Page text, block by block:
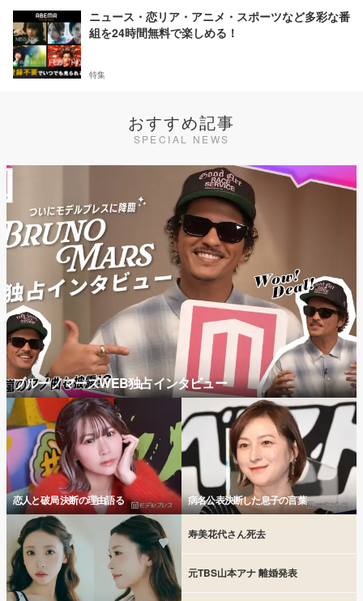
ニュース・恋リア・アニメ・スポーツなど多彩な番
組を24時間無料で楽しめる！
特集
おすすめ記事
SPECIAL NEWS
ブルーノマーズWEB独占インタビュー
恋人と破局 決断の理由語る 病名公表決断した息子の言葉
寿美花代さん死去
元TBS山本アナ 離婚発表